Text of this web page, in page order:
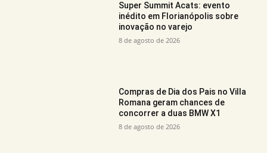
Super Summit Acats: evento
inédito em Florianópolis sobre
inovação no varejo
8 de agosto de 2026
Compras de Dia dos Pais no Villa
Romana geram chances de
concorrer a duas BMW X1
8 de agosto de 2026